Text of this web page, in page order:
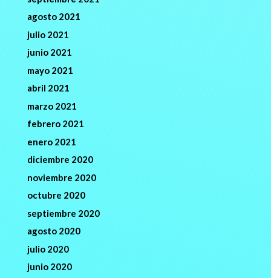
agosto 2021
julio 2021
junio 2021
mayo 2021
abril 2021
marzo 2021
febrero 2021
enero 2021
diciembre 2020
noviembre 2020
octubre 2020
septiembre 2020
agosto 2020
julio 2020
junio 2020